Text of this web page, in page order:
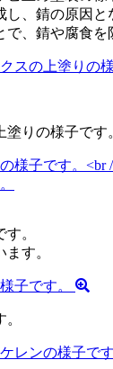
し、錆の原因と
、錆や腐食を
りの様子です
。
す。